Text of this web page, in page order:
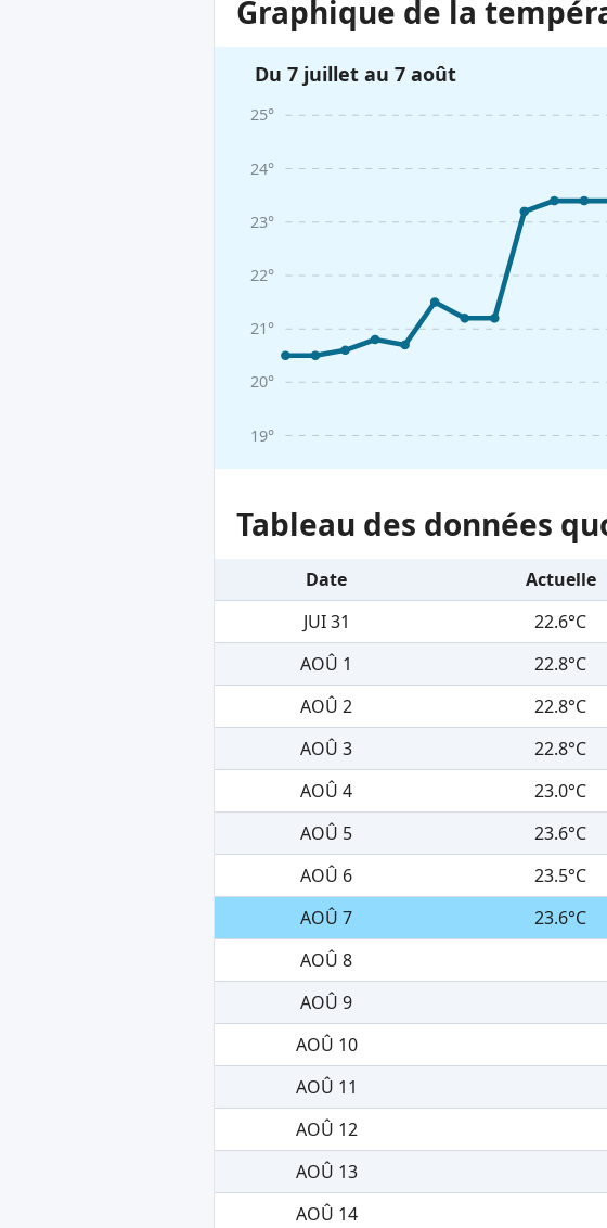
Graphique de la
Du 7 juillet au 7 août
19°
20°
21°
22°
23°
24°
25°
Tableau des données
Date Actuelle
JUI 31
22.6°C
AOÛ 1
22.8°C
AOÛ 2
22.8°C
AOÛ 3
22.8°C
AOÛ 4
23.0°C
AOÛ 5
23.6°C
AOÛ 6
23.5°C
AOÛ 7
23.6°C
AOÛ 8
AOÛ 9
AOÛ 10
AOÛ 11
AOÛ 12
AOÛ 13
AOÛ 14